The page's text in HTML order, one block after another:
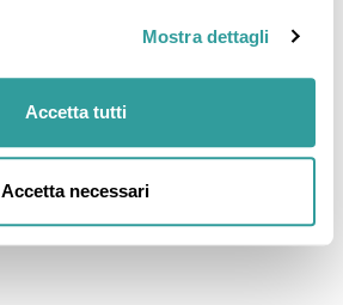
Mostra dettagli
Accetta tutti
Accetta necessari